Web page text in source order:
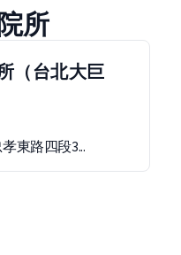
所
（台北大巨
東路四段3...